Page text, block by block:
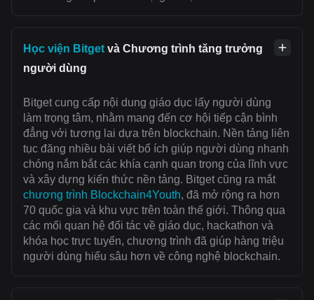
Học viện Bitget và Chương trình tăng trưởng
người dùng
Bitget cung cấp nội dung giáo dục lấy người dùng
làm trọng tâm, nhằm mang đến cơ hội tiếp cận bình
đẳng với tương lai dựa trên blockchain. Nền tảng liên
tục đăng nhiều bài viết bổ ích giúp người dùng nhanh
chóng nắm bắt các khía cạnh quan trọng của lĩnh vực
và xây dựng kiến thức nền tảng. Bitget cũng ra mắt
chương trình Blockchain4Youth, đã mở rộng ra hơn
70 quốc gia và khu vực trên toàn thế giới. Thông qua
các mối quan hệ đối tác về giáo dục, hackathon và
khóa học trực tuyến, chương trình đã giúp hàng triệu
người dùng hiểu sâu hơn về công nghệ blockchain.